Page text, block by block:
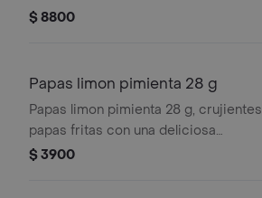
acompañado de una selección de
para el toque crocante ideal.
$ 8800
Papas limon pimienta 28 g
Papas limon pimienta 28 g, crujientes
papas fritas con una deliciosa
combinación de sabores a limón y
$ 3900